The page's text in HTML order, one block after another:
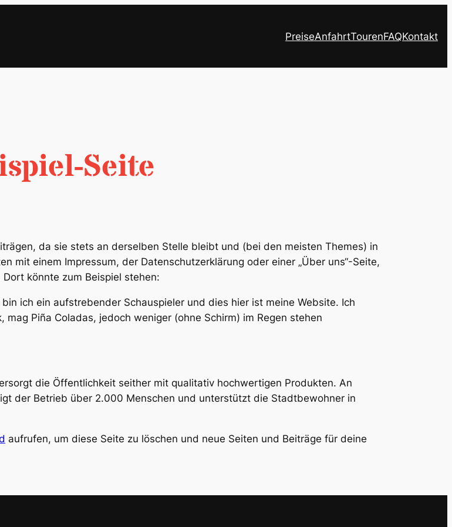
PreiseAnfahrtTourenFAQKontakt
Seite
da sie stets an derselben Stelle bleibt und (bei den meisten Themes) in
mit einem Impressum, der Datenschutzerklärung oder einer „Über uns“-Seite,
könnte zum Beispiel stehen:
ich ein aufstrebender Schauspieler und dies hier ist meine Website. Ich
Piña Coladas, jedoch weniger (ohne Schirm) im Regen stehen
die Öffentlichkeit seither mit qualitativ hochwertigen Produkten. An
der Betrieb über 2.000 Menschen und unterstützt die Stadtbewohner in
aufrufen, um diese Seite zu löschen und neue Seiten und Beiträge für deine